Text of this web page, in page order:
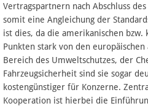
Vertragspartnern nach Abschluss
somit eine Angleichung der
ist dies, da die amerikanischen bzw.
Punkten stark von den
Bereich des Umweltschutzes, der
Fahrzeugsicherheit sind sie sogar
kostengünstiger für Konzerne.
Kooperation ist hierbei die